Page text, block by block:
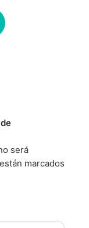
será
marcados